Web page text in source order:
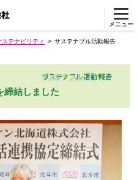
メニュー
ステナビリティ サステナブル活動報告
締結しました